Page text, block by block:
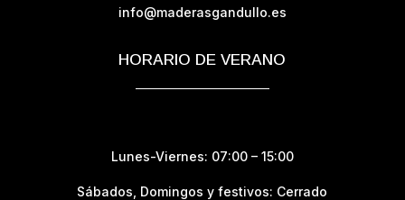
info@maderasgandullo.es
HORARIO DE VERANO
Lunes-Viernes: 07:00 – 15:00
Sábados, Domingos y festivos: Cerrado